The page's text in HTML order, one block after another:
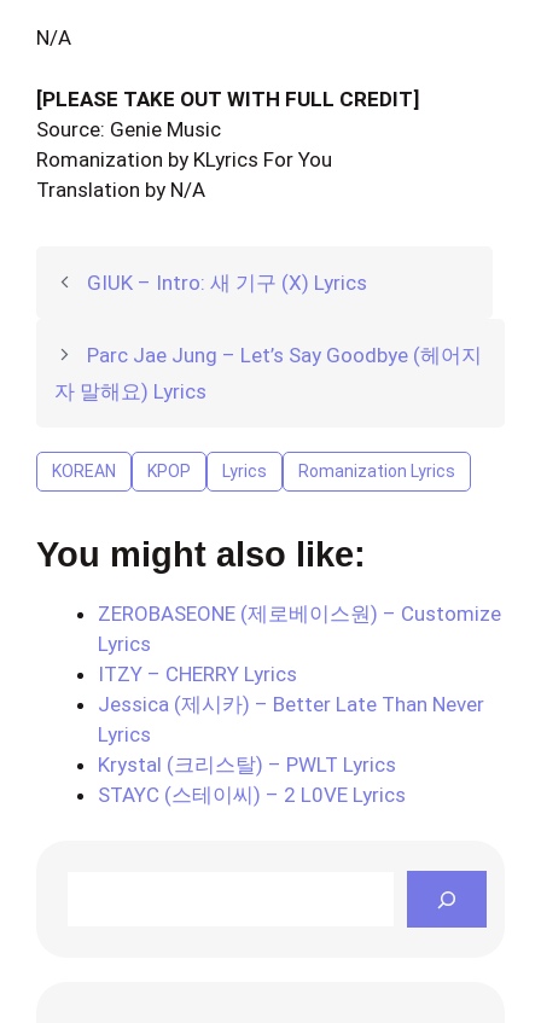
N/A
[PLEASE TAKE OUT WITH FULL CREDIT]
Source: Genie Music
Romanization by KLyrics For You
Translation by N/A
GIUK – Intro: 새 기구 (X) Lyrics
Parc Jae Jung – Let’s Say Goodbye (헤어지
자 말해요) Lyrics
KOREAN KPOP Lyrics Romanization Lyrics
You might also like:
ZEROBASEONE (제로베이스원) – Customize
Lyrics
ITZY – CHERRY Lyrics
Jessica (제시카) – Better Late Than Never
Lyrics
Krystal (크리스탈) – PWLT Lyrics
STAYC (스테이씨) – 2 L0VE Lyrics